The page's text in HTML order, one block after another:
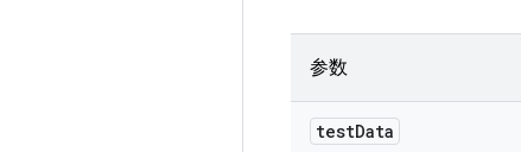
参数
testData